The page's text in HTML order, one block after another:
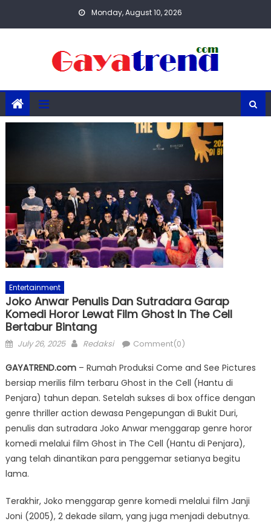
Monday, August 10, 2026
Entertainment
Joko Anwar Penulis Dan Sutradara Garap
Komedi Horor Lewat Film Ghost In The Cell
Bertabur Bintang
Posted
July 26, 2025 Author
Redaksi Comment(0)
GAYATREND.com– Rumah Produksi Come and See Pictures
bersiap merilis film terbaru Ghost in the Cell (Hantu di
Penjara) tahun depan. Setelah sukses di box office dengan
genre thriller action dewasa Pengepungan di Bukit Duri,
penulis dan sutradara Joko Anwar menggarap genre horor
komedi melalui film Ghost in The Cell (Hantu di Penjara),
yang telah dinantikan para penggemar setianya begitu
lama.
Terakhir, Joko menggarap genre komedi melalui film Janji
Joni (2005), 2 dekade silam, yang juga menjadi debutnya.